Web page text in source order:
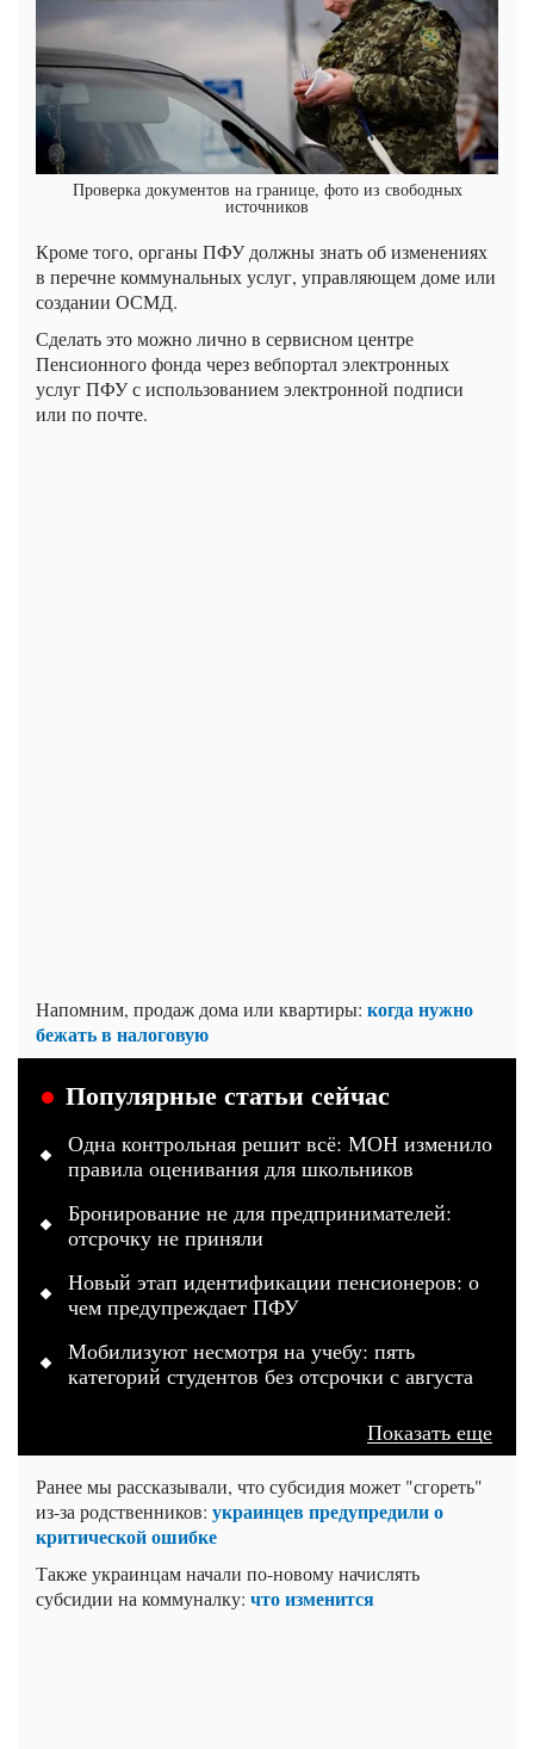
Проверка документов на границе, фото из свободных
источников
Кроме того, органы ПФУ должны знать об изменениях
в перечне коммунальных услуг, управляющем доме или
создании ОСМД.
Сделать это можно лично в сервисном центре
Пенсионного фонда через вебпортал электронных
услуг ПФУ с использованием электронной подписи
или по почте.
Напомним, продаж дома или квартиры: когда нужно
бежать в налоговую
Популярные статьи сейчас
Одна контрольная решит всё: МОН изменило
правила оценивания для школьников
Бронирование не для предпринимателей:
отсрочку не приняли
Новый этап идентификации пенсионеров: о
чем предупреждает ПФУ
Мобилизуют несмотря на учебу: пять
категорий студентов без отсрочки с августа
Показать еще
Ранее мы рассказывали, что субсидия может "сгореть"
из-за родственников: украинцев предупредили о
критической ошибке
Также украинцам начали по-новому начислять
субсидии на коммуналку: что изменится